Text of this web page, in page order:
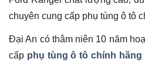
chuyên cung cấp phụ tùng ô tô
Đại An có thâm niên 10 năm
cấp phụ tùng ô tô chính hãng